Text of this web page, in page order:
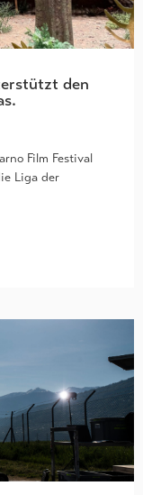
den
Film Festival
Liga der